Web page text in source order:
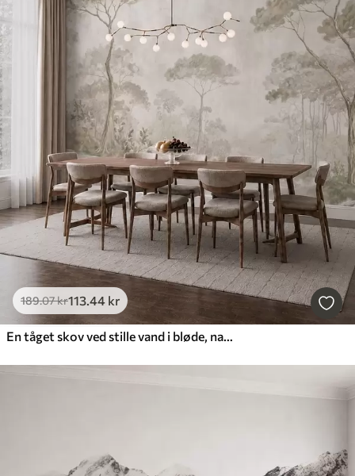
189.07kr113.44 kr
En tåget skov ved stille vand i bløde, naturlige pastelfarver